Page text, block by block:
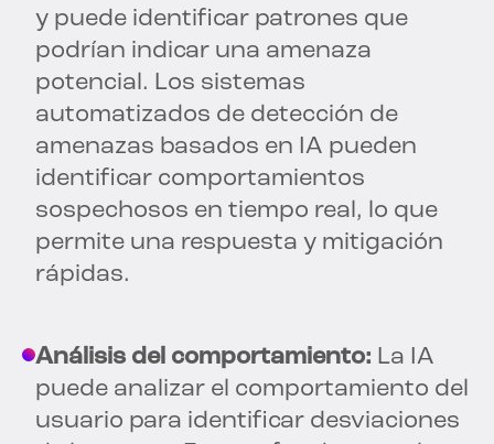
y puede identificar patrones que
podrían indicar una amenaza
potencial. Los sistemas
automatizados de detección de
amenazas basados en IA pueden
identificar comportamientos
sospechosos en tiempo real, lo que
permite una respuesta y mitigación
rápidas.
Análisis del comportamiento: La IA
puede analizar el comportamiento del
usuario para identificar desviaciones